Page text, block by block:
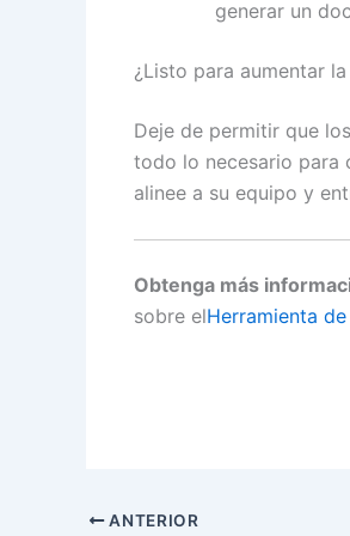
generar un
¿Listo para aumentar
Deje de permitir que
todo lo necesario para
alinee a su equipo y
Obtenga más
sobre elHerramienta
ANTERIOR